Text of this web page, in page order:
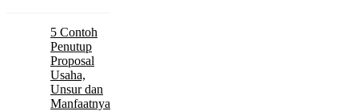
5 Contoh
Penutup
Proposal
Usaha,
Unsur dan
Manfaatnya